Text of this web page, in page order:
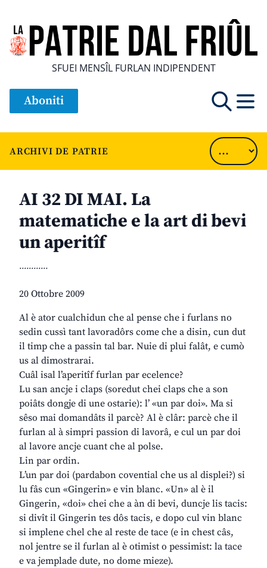
SFUEI MENSÎL FURLAN INDIPENDENT
Aboniti
ARCHIVI DE PATRIE
AI 32 DI MAI. La
matematiche e la art di bevi
un aperitîf
............
20 Ottobre 2009
Al è ator cualchidun che al pense che i furlans no
sedin cussì tant lavoradôrs come che a disin, cun dut
il timp che a passin tal bar. Nuie di plui falât, e cumò
us al dimostrarai.
Cuâl isal l’aperitîf furlan par ecelence?
Lu san ancje i claps (soredut chei claps che a son
poiâts dongje di une ostarie): l’ «un par doi». Ma si
sêso mai domandâts il parcè? Al è clâr: parcè che il
furlan al à simpri passion di lavorâ, e cul un par doi
al lavore ancje cuant che al polse.
Lin par ordin.
L’un par doi (pardabon covential che us al displei?) si
lu fâs cun «Gingerin» e vin blanc. «Un» al è il
Gingerin, «doi» chei che a àn di bevi, duncje lis tacis:
si divît il Gingerin tes dôs tacis, e dopo cul vin blanc
si implene chel che al reste de tace (e in chest câs,
nol jentre se il furlan al è otimist o pessimist: la tace
e va jemplade dute, no dome mieze).